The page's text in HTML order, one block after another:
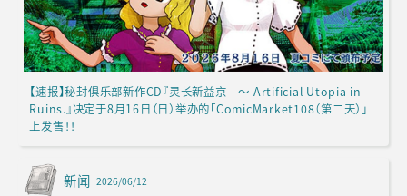
【速报】秘封俱乐部新作CD『灵长新益京 ～ Artificial Utopia in
Ruins.』决定于8月16日（日）举办的「ComicMarket108（第二天）」
上发售！！
新闻 2026/06/12